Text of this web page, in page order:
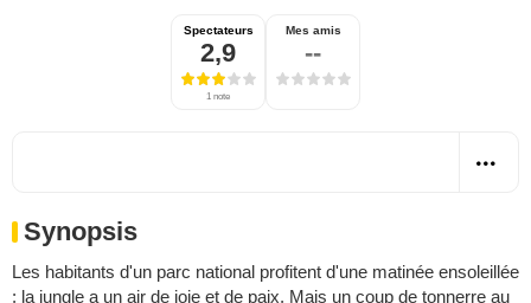
Spectateurs
2,9
1 note
Mes amis
--
Synopsis
Les habitants d'un parc national profitent d'une matinée ensoleillée
: la jungle a un air de joie et de paix. Mais un coup de tonnerre au